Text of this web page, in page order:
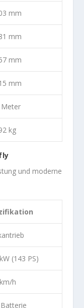
mm
mm
mm
mm
kg
und moderne
(143 PS)
h